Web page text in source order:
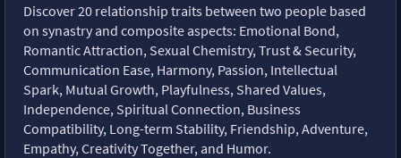
Discover 20 relationship traits between two people based
on synastry and composite aspects: Emotional Bond,
Romantic Attraction, Sexual Chemistry, Trust & Security,
Communication Ease, Harmony, Passion, Intellectual
Spark, Mutual Growth, Playfulness, Shared Values,
Independence, Spiritual Connection, Business
Compatibility, Long-term Stability, Friendship, Adventure,
Empathy, Creativity Together, and Humor.